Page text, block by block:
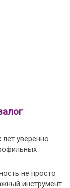
уверенно
не просто
инструмент